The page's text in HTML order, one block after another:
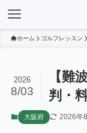
ホーム ゴルフレッスン
【難
判・
2026
8/03
大阪府 2026年